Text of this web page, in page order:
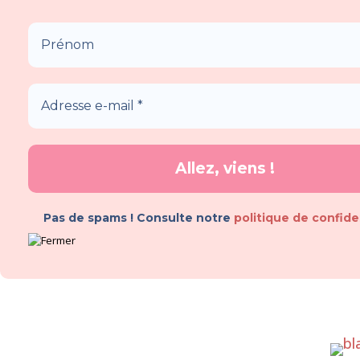
Pas de spams ! Consulte notre politique de